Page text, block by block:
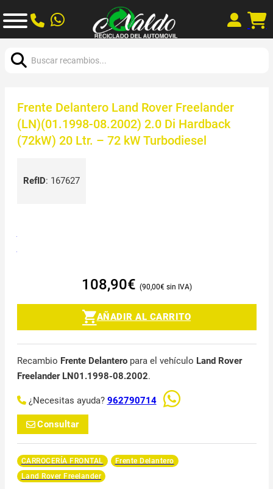
Frente Delantero Land Rover Freelander
(LN)(01.1998-08.2002) 2.0 Di Hardback
(72kW) 20 Ltr. – 72 kW Turbodiesel
RefID: 167627
108,90€ 90,00€
AÑADIR AL CARRITO
Recambio Frente Delanteropara el vehículo Land Rover
Freelander LN01.1998-08.2002.
¿Necesitas ayuda? 962790714
Consultar
CARROCERÍA FRONTAL
Frente Delantero
Land Rover Freelander